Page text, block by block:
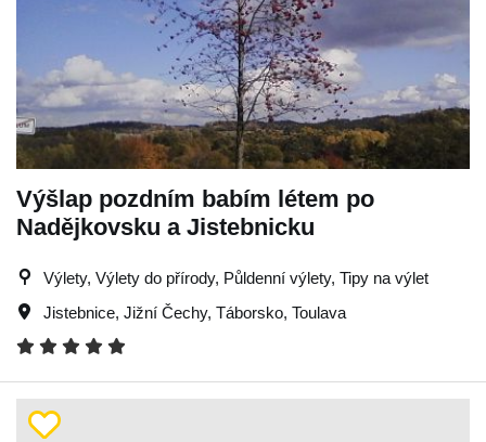
Výšlap pozdním babím létem po
Nadějkovsku a Jistebnicku
Výlety, Výlety do přírody, Půldenní výlety, Tipy na výlet
Jistebnice, Jižní Čechy, Táborsko, Toulava